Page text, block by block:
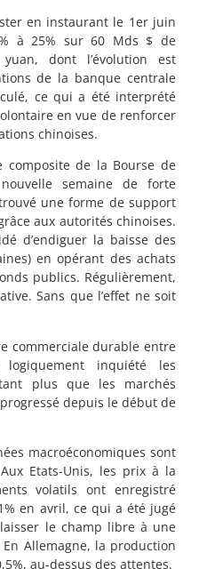
en instaurant le 1er juin
à 25% sur 60 Mds $ de
dont l’évolution est
de la banque centrale
ce qui a été interprété
en vue de renforcer
chinoises.
composite de la Bourse de
semaine de forte
une forme de support
aux autorités chinoises.
d’endiguer la baisse des
en opérant des achats
publics. Régulièrement,
Sans que l’effet ne soit
commerciale durable entre
inquiété les
plus que les marchés
depuis le début de
macroéconomiques sont
Etats-Unis, les prix à la
volatils ont enregistré
en avril, ce qui a été jugé
le champ libre à une
Allemagne, la production
au-dessus des attentes.